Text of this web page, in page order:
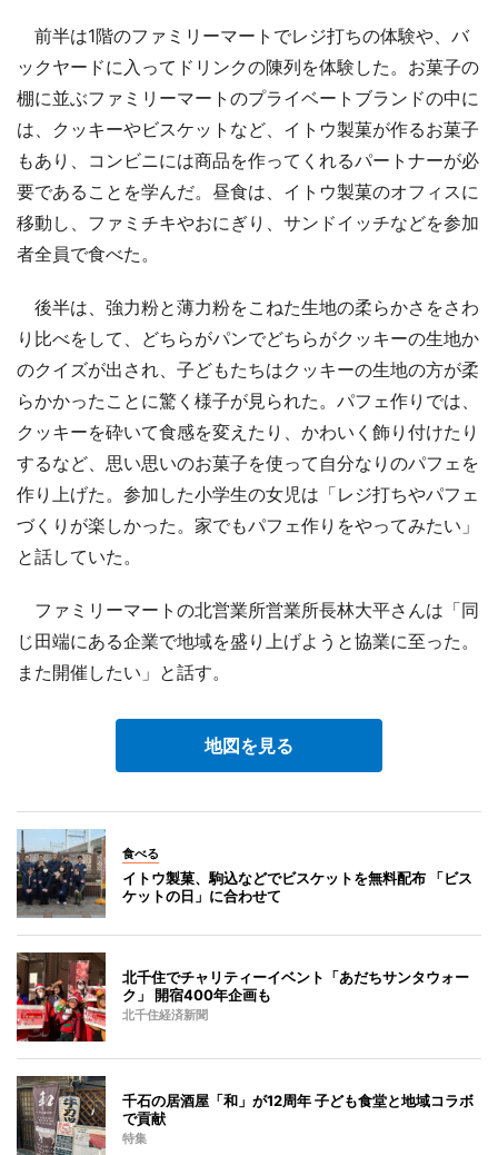
前半は1階のファミリーマートでレジ打ちの体験や、バ
ックヤードに入ってドリンクの陳列を体験した。お菓子の
棚に並ぶファミリーマートのプライベートブランドの中に
は、クッキーやビスケットなど、イトウ製菓が作るお菓子
もあり、コンビニには商品を作ってくれるパートナーが必
要であることを学んだ。昼食は、イトウ製菓のオフィスに
移動し、ファミチキやおにぎり、サンドイッチなどを参加
者全員で食べた。
後半は、強力粉と薄力粉をこねた生地の柔らかさをさわ
り比べをして、どちらがパンでどちらがクッキーの生地か
のクイズが出され、子どもたちはクッキーの生地の方が柔
らかかったことに驚く様子が見られた。パフェ作りでは、
クッキーを砕いて食感を変えたり、かわいく飾り付けたり
するなど、思い思いのお菓子を使って自分なりのパフェを
作り上げた。参加した小学生の女児は「レジ打ちやパフェ
づくりが楽しかった。家でもパフェ作りをやってみたい」
と話していた。
ファミリーマートの北営業所営業所長林大平さんは「同
じ田端にある企業で地域を盛り上げようと協業に至った。
また開催したい」と話す。
地図を見る
食べる
イトウ製菓、駒込などでビスケットを無料配布 「ビス
ケットの日」に合わせて
北千住でチャリティーイベント「あだちサンタウォー
ク」 開宿400年企画も
北千住経済新聞
千石の居酒屋「和」が12周年 子ども食堂と地域コラボ
で貢献
特集